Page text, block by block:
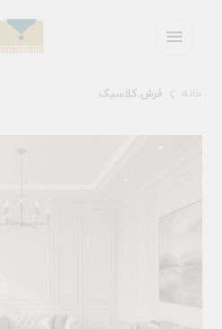
خانه فرش کلاسیک